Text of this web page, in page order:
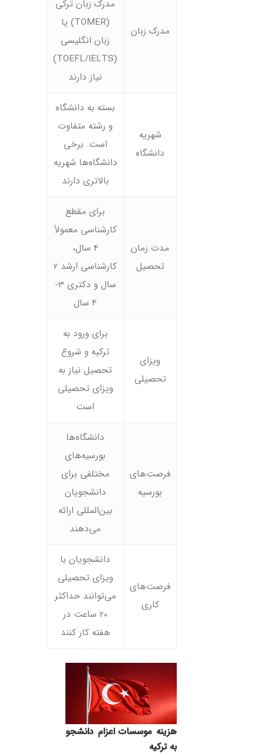
مدرک زبان
مدرک زبان ترکی
(TOMER) یا
زبان انگلیسی
(TOEFL/IELTS)
نیاز دارند
شهریه
دانشگاه
بسته به دانشگاه
و رشته متفاوت
است. برخی
دانشگاه‌ها شهریه
بالاتری دارند
مدت زمان
تحصیل
برای مقطع
کارشناسی معمولاً
4 سال،
کارشناسی ارشد 2
سال و دکتری 3-
4 سال
ویزای
تحصیلی
برای ورود به
ترکیه و شروع
تحصیل نیاز به
ویزای تحصیلی
است
فرصت‌های
بورسیه
دانشگاه‌ها
بورسیه‌های
مختلفی برای
دانشجویان
بین‌المللی ارائه
می‌دهند
فرصت‌های
کاری
دانشجویان با
ویزای تحصیلی
می‌توانند حداکثر
20 ساعت در
هفته کار کنند
به ترکیه